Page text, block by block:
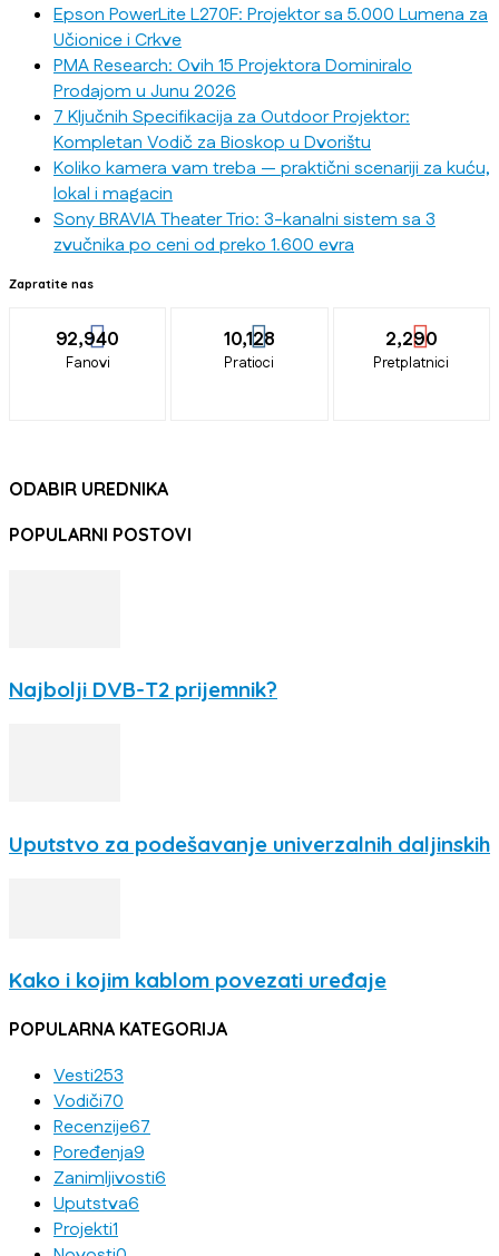
Epson PowerLite L270F: Projektor sa 5.000 Lumena za
Učionice i Crkve
PMA Research: Ovih 15 Projektora Dominiralo
Prodajom u Junu 2026
7 Ključnih Specifikacija za Outdoor Projektor:
Kompletan Vodič za Bioskop u Dvorištu
Koliko kamera vam treba — praktični scenariji za kuću,
lokal i magacin
Sony BRAVIA Theater Trio: 3-kanalni sistem sa 3
zvučnika po ceni od preko 1.600 evra
Zapratite nas
92,940
Fanovi
10,128
Pratioci
2,290
Pretplatnici
ODABIR UREDNIKA
POPULARNI POSTOVI
Najbolji DVB-T2 prijemnik?
Uputstvo za podešavanje univerzalnih daljinskih
Kako i kojim kablom povezati uređaje
POPULARNA KATEGORIJA
Vesti253
Vodiči70
Recenzije67
Poređenja9
Zanimljivosti6
Uputstva6
Projekti1